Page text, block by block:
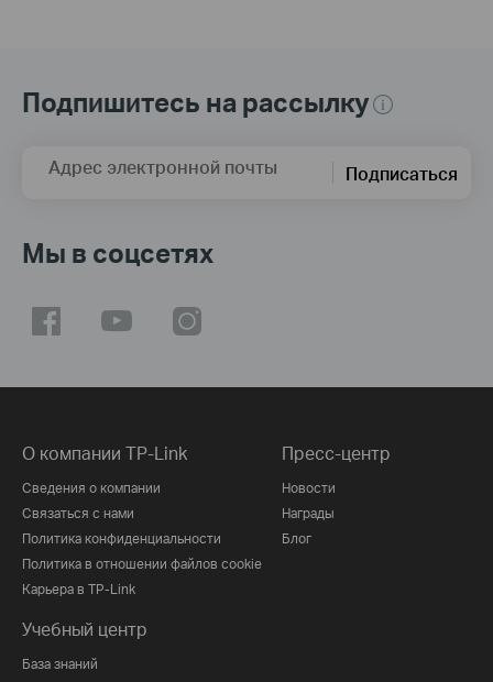
Подпишитесь на рассылку
Адрес электронной почты Подписаться
Мы в соцсетях
О компании TP-Link
Сведения о компании
Связаться с нами
Политика конфиденциальности
Политика в отношении файлов cookie
Карьера в TP-Link
Пресс-центр
Новости
Награды
Блог
Учебный центр
База знаний